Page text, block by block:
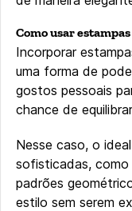
Como usar
Incorporar
uma forma de
gostos pessoais
chance de
Nesse caso, o
sofisticadas,
padrões
estilo sem serem